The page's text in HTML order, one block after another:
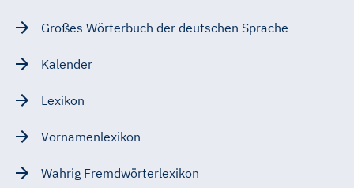
Großes Wörterbuch der deutschen Sprache
Kalender
Lexikon
Vornamenlexikon
Wahrig Fremdwörterlexikon